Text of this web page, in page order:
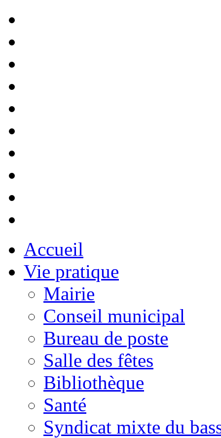
Accueil
Vie pratique
Mairie
Conseil municipal
Bureau de poste
Salle des fêtes
Bibliothèque
Santé
Syndicat mixte du